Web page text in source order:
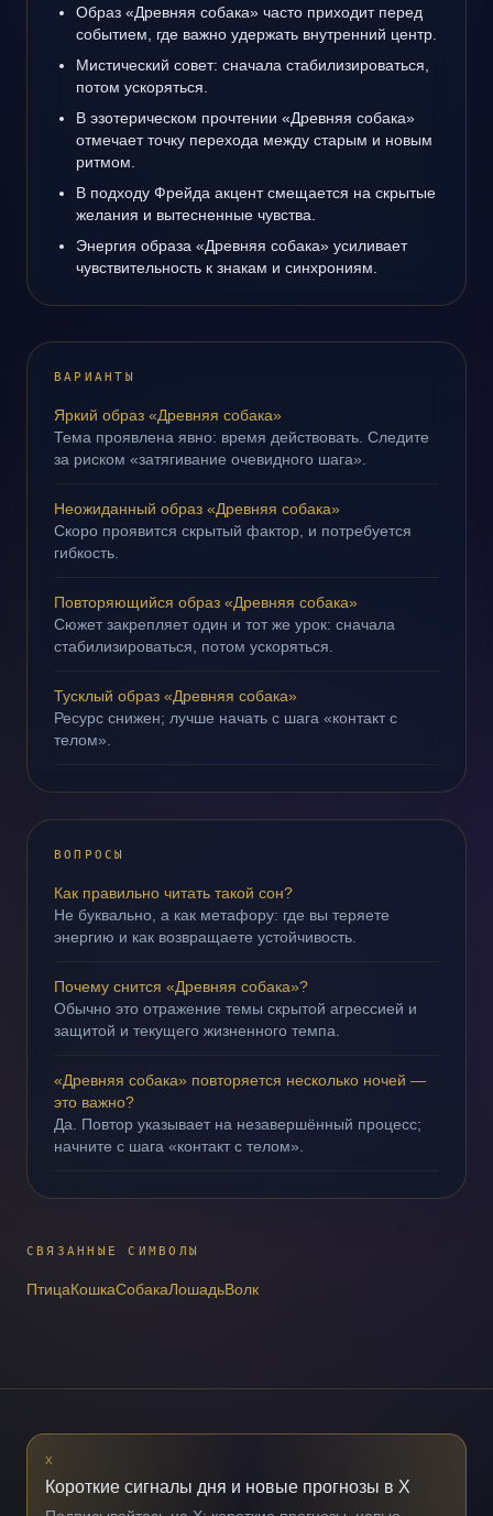
Образ «Древняя собака» часто приходит перед
событием, где важно удержать внутренний центр.
Мистический совет: сначала стабилизироваться,
потом ускоряться.
В эзотерическом прочтении «Древняя собака»
отмечает точку перехода между старым и новым
ритмом.
В подходу Фрейда акцент смещается на скрытые
желания и вытесненные чувства.
Энергия образа «Древняя собака» усиливает
чувствительность к знакам и синхрониям.
ВАРИАНТЫ
Яркий образ «Древняя собака»
Тема проявлена явно: время действовать. Следите
за риском «затягивание очевидного шага».
Неожиданный образ «Древняя собака»
Скоро проявится скрытый фактор, и потребуется
гибкость.
Повторяющийся образ «Древняя собака»
Сюжет закрепляет один и тот же урок: сначала
стабилизироваться, потом ускоряться.
Тусклый образ «Древняя собака»
Ресурс снижен; лучше начать с шага «контакт с
телом».
ВОПРОСЫ
Как правильно читать такой сон?
Не буквально, а как метафору: где вы теряете
энергию и как возвращаете устойчивость.
Почему снится «Древняя собака»?
Обычно это отражение темы скрытой агрессией и
защитой и текущего жизненного темпа.
«Древняя собака» повторяется несколько ночей —
это важно?
Да. Повтор указывает на незавершённый процесс;
начните с шага «контакт с телом».
СВЯЗАННЫЕ СИМВОЛЫ
ПтицаКошкаСобакаЛошадьВолк
X
Короткие сигналы дня и новые прогнозы в X